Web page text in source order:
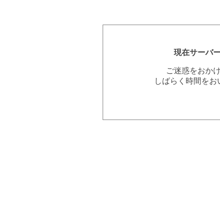
現在サーバ
ご迷惑をおか
しばらく時間を